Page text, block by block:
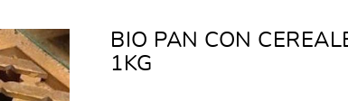
BIO PAN CON
1KG